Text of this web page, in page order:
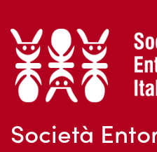
Società